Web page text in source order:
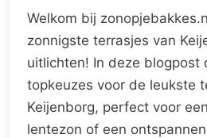
Welkom bij
zonnigste terrasjes van
uitlichten! In deze blogpost
topkeuzes voor de leukste
Keijenborg, perfect voor
lentezon of een